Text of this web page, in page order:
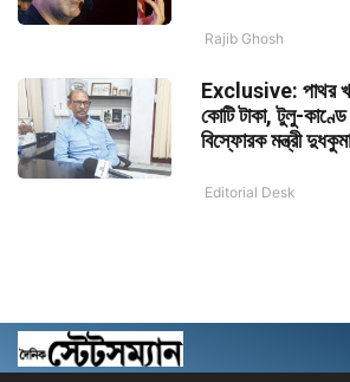
Rajib Ghosh
Exclusive: পাথর
কোটি টাকা, টুলু-
বিস্ফোরক মন্ত্রী
Editorial Desk